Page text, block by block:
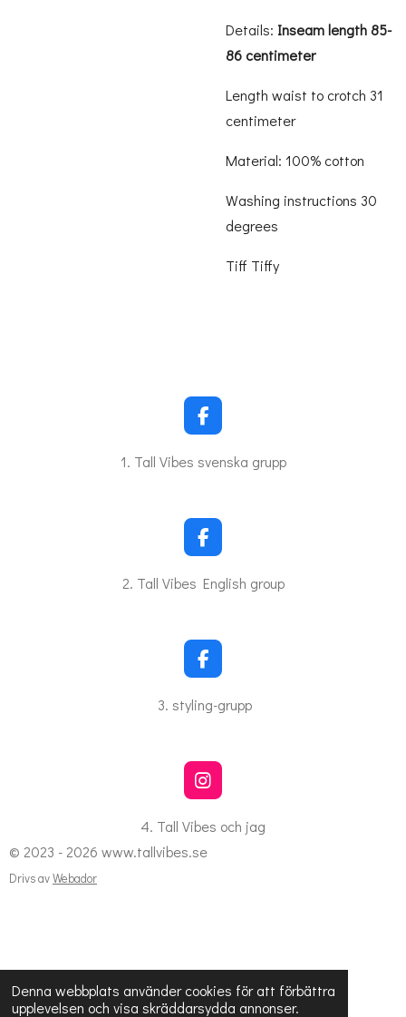
Denna webbplats använder cookies för att förbättra
upplevelsen och visa skräddarsydda annonser.
Details: Inseam length 85-
86 centimeter
Length waist to crotch 31
centimeter
Material: 100% cotton
Washing instructions 30
degrees
Tiff Tiffy
F
a
c
o
k
1. Tall Vibes svenska grupp
F
a
c
o
k
2. Tall Vibes English group
F
a
c
e
o
k
3. styling-grupp
I
n
s
a
4. Tall Vibes och jag
© 2023 - 2026 www.tallvibes.se
Drivs avWebador